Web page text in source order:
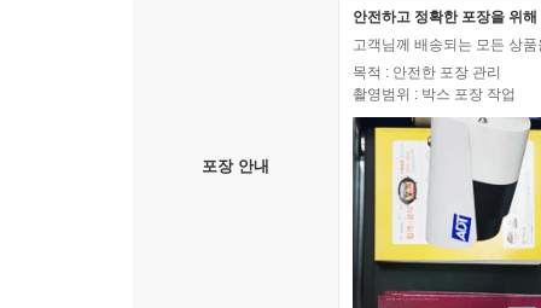
포장 안내
안전하고 정확한 포장을 위
고객님께 배송되는 모든 상
목적 : 안전한 포장 관리
촬영범위 : 박스 포장 작업